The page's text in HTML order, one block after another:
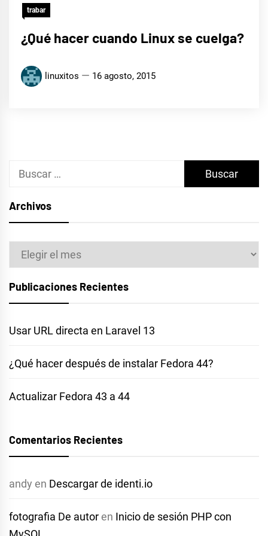
trabar
¿Qué hacer cuando Linux se cuelga?
linuxitos 16 agosto, 2015
Buscar:
Archivos
Archivos
Publicaciones Recientes
Usar URL directa en Laravel 13
¿Qué hacer después de instalar Fedora 44?
Actualizar Fedora 43 a 44
Comentarios Recientes
andy en Descargar de identi.io
fotografia De autor en Inicio de sesión PHP con